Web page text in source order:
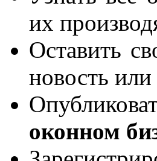
их
Оставить
новость
оконном